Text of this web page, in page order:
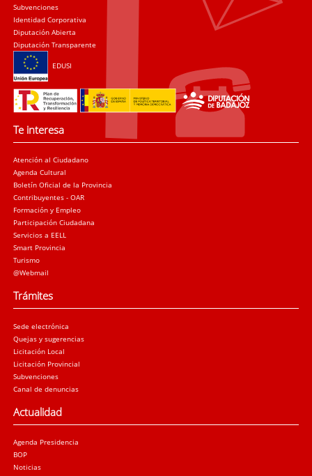
Subvenciones
Identidad Corporativa
Diputación Abierta
Diputación Transparente
EDUSI
Te interesa
Atención al Ciudadano
Agenda Cultural
Boletín Oficial de la Provincia
Contribuyentes - OAR
Formación y Empleo
Participación Ciudadana
Servicios a EELL
Smart Provincia
Turismo
@Webmail
Trámites
Sede electrónica
Quejas y sugerencias
Licitación Local
Licitación Provincial
Subvenciones
Canal de denuncias
Actualidad
Agenda Presidencia
BOP
Noticias